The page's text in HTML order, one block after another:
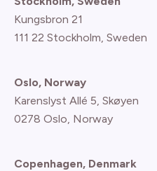
Kungsbron 21
111 22 Stockholm, Sweden
Oslo, Norway
Karenslyst Allé 5, Skøyen
0278 Oslo, Norway
Copenhagen, Denmark